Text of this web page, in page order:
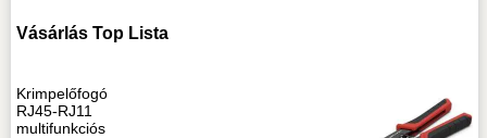
Vásárlás Top Lista
Krimpelőfogó
RJ45-RJ11
multifunkciós